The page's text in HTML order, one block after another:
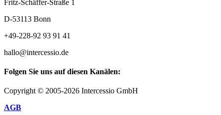
Fritz-Schäffer-Straße 1
D-53113 Bonn
+49-228-92 93 91 41
hallo@intercessio.de
Folgen Sie uns auf diesen Kanälen:
Copyright © 2005-2026 Intercessio GmbH
AGB